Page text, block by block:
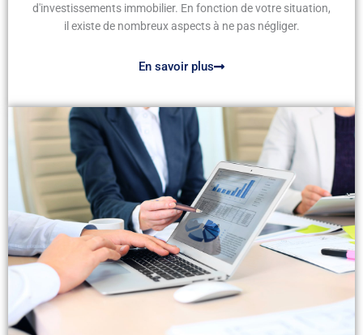
d'investissements immobilier. En fonction de votre situation,
il existe de nombreux aspects à ne pas négliger.
En savoir plus